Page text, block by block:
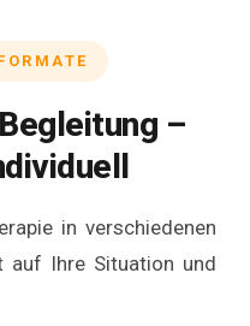
–
in verschiedenen
auf Ihre Situation und